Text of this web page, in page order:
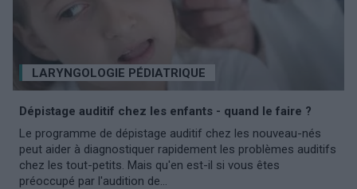
LARYNGOLOGIE PÉDIATRIQUE
Dépistage auditif chez les enfants - quand le faire ?
Le programme de dépistage auditif chez les nouveau-nés
peut aider à diagnostiquer rapidement les problèmes auditifs
chez les tout-petits. Mais qu'en est-il si vous êtes
préoccupé par l'audition de...